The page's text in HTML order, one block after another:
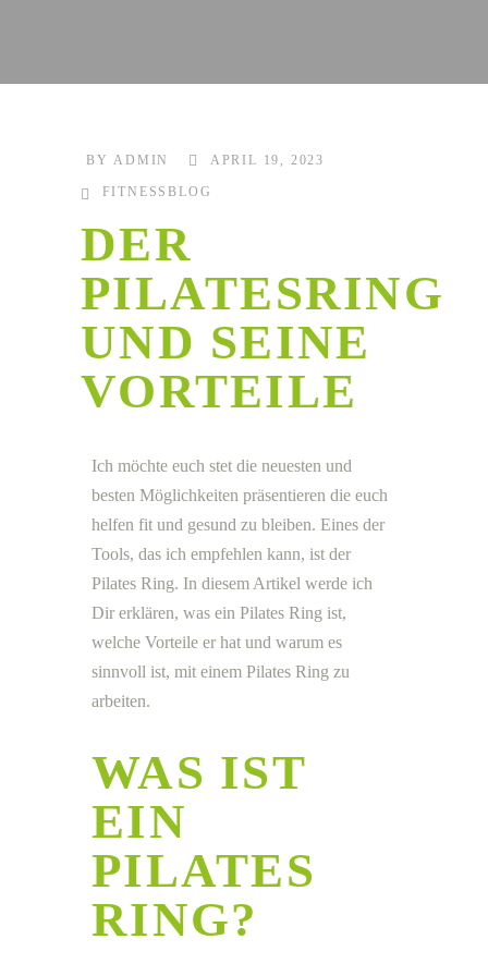
BYADMIN APRIL 19, 2023
FITNESSBLOG
DER
PILATESRING
UND SEINE
VORTEILE
Ich möchte euch stet die neuesten und
besten Möglichkeiten präsentieren die euch
helfen fit und gesund zu bleiben. Eines der
Tools, das ich empfehlen kann, ist der
Pilates Ring. In diesem Artikel werde ich
Dir erklären, was ein Pilates Ring ist,
welche Vorteile er hat und warum es
sinnvoll ist, mit einem Pilates Ring zu
arbeiten.
WAS IST
EIN
PILATES
RING?